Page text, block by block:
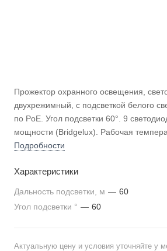
Прожектор охранного освещения,
двухрежимный, с подсветкой белого
по PoE. Угол подсветки 60°. 9
мощности (Bridgelux). Рабочая
Подробности
Характеристики
Дальность подсветки, м — 60
Угол подсветки ° — 60
Актуальную цену и условия уточняйте у